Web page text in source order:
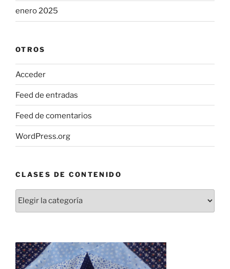
enero 2025
OTROS
Acceder
Feed de entradas
Feed de comentarios
WordPress.org
CLASES DE CONTENIDO